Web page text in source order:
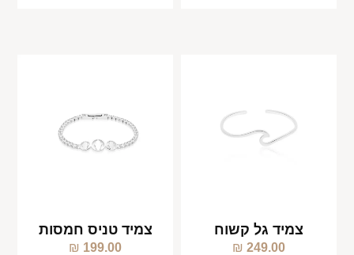
צמיד גל קשוח
249.00
₪
צמיד טניס חמסות
199.00
₪